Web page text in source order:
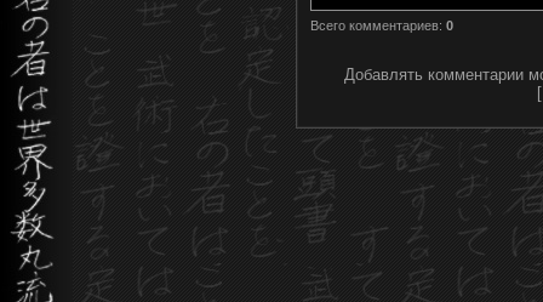
Всего комментариев: 0
Добавлять комментарии